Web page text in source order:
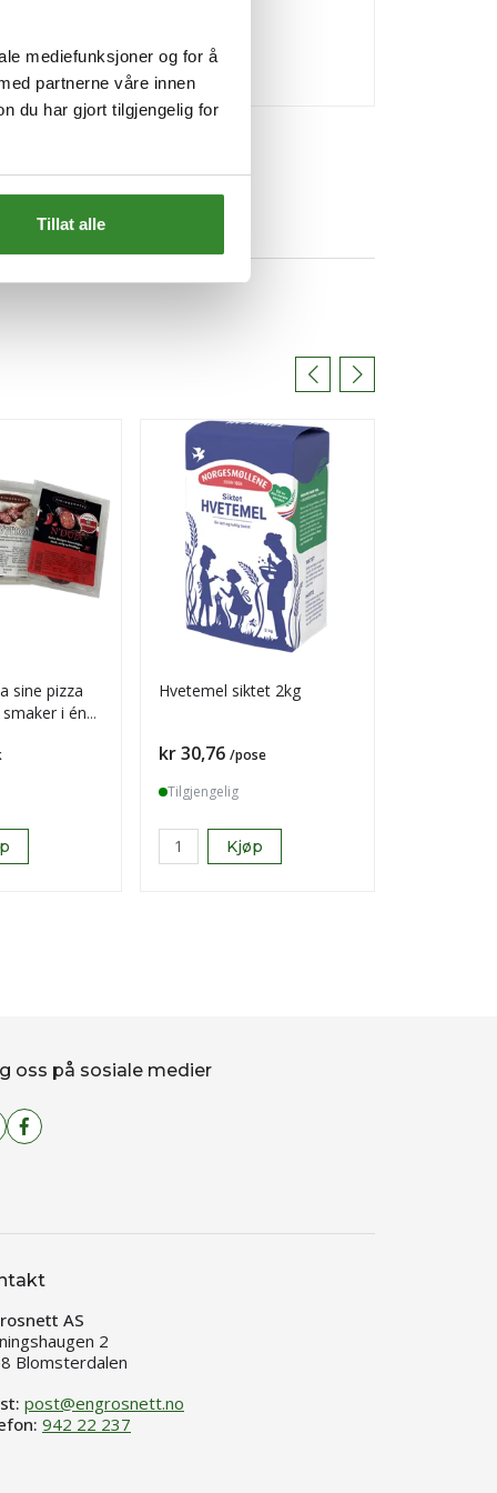
mediefunksjoner og for å
partnerne våre innen
du har gjort tilgjengelig for
Tillat alle
Kjøp
sine pizza
i én
Hvetemel siktet 2kg
Pris
kr 30,76 /pose
Tilgjengelig
Kjøp
oss på sosiale medier
AS
2
Blomsterdalen
post@engrosnett.no
942 22 237